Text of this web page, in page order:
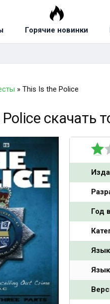
Горячие новинки
» This Is the Police
скачать
Год